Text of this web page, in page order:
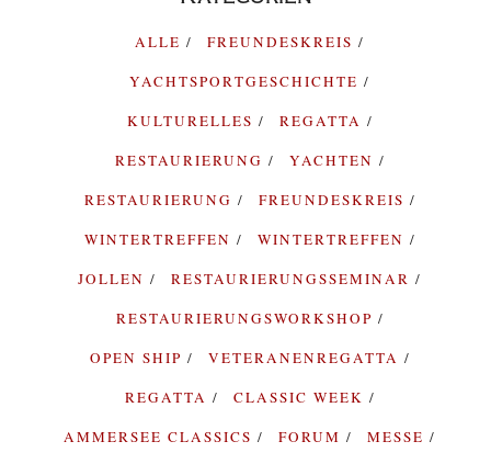
ALLE
FREUNDESKREIS
YACHTSPORTGESCHICHTE
KULTURELLES
REGATTA
RESTAURIERUNG
YACHTEN
RESTAURIERUNG
FREUNDESKREIS
WINTERTREFFEN
WINTERTREFFEN
JOLLEN
RESTAURIERUNGSSEMINAR
RESTAURIERUNGSWORKSHOP
OPEN SHIP
VETERANENREGATTA
REGATTA
CLASSIC WEEK
AMMERSEE CLASSICS
FORUM
MESSE